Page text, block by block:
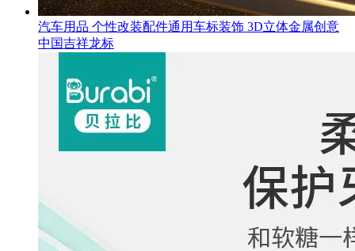
汽车用品 个性改装配件通用车标装饰 3D立体金属创意
中国吉祥龙标